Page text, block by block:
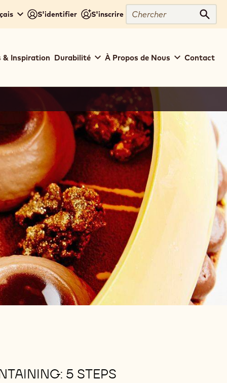
S'identifier S'inscrire
Chercher
& Inspiration Durabilité À Propos de Nous Contact
5 STEPS